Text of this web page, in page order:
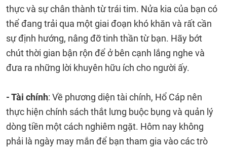
thực và sự chân thành từ trái tim. Nửa kia của bạn có
thể đang trải qua một giai đoạn khó khăn và rất cần
sự định hướng, nâng đỡ tinh thần từ bạn. Hãy bớt
chút thời gian bận rộn để ở bên cạnh lắng nghe và
đưa ra những lời khuyên hữu ích cho người ấy.
- Tài chính: Về phương diện tài chính, Hổ Cáp nên
thực hiện chính sách thắt lưng buộc bụng và quản lý
dòng tiền một cách nghiêm ngặt. Hôm nay không
phải là ngày may mắn để bạn tham gia vào các trò